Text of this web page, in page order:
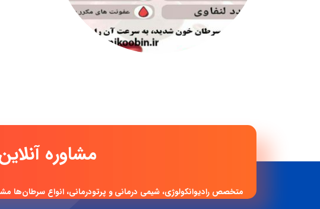
مشاوره
متخصص رادیوانکولوژی، شیمی درمانی و پرتودرمانی، انواع سرطان‌ها